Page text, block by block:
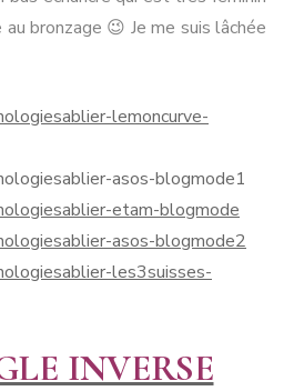
bronzage 😉 Je me suis lâchée
INVERSE